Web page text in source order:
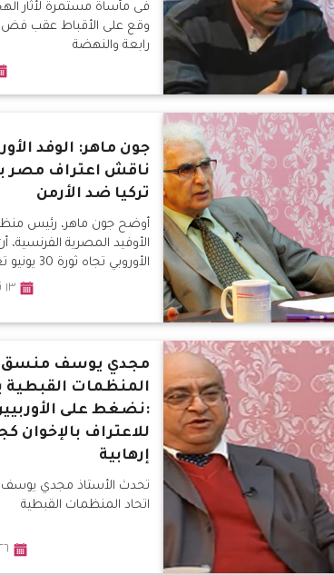
فى مأساة مستمرة لأثار
وقع على الأقباط عقب فض
رابعة والنهضة
جون ماهر: الوفد
ناقش اعتراف مصر
تركيا ضد الأرمن
أوضح جون ماهر، رئيس
الأوفيد المصرية الفرنسية،
الأوروبي تجاه ثورة 30 يونيو تغيير
١٣ نوفمبر ٢٠١٦
مجدي يوسف منسق
المنظمات القبطية
:نضغط على
للاعتراف بالإخوان
إرهابية
تحدث الأستاذ مجدي
اتحاد المنظمات القبطية
٢٦ اكتوبر ٢٠١٦